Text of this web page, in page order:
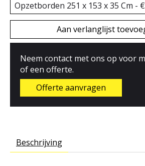
Aan verlanglijst
Neem contact met ons op voor
of een offerte.
Offerte aanvragen
Beschrijving